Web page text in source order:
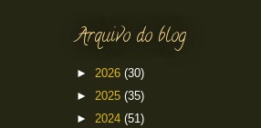
Arquivo do blog
► 2026 (30)
► 2025 (35)
► 2024 (51)